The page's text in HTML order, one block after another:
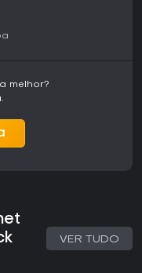
melhor?
VER TUDO